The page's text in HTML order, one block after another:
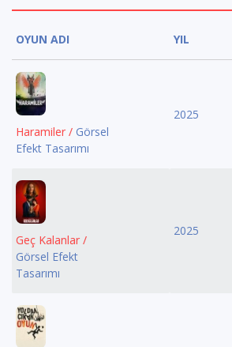
OYUN ADI YIL
Haramiler / Görsel
Efekt Tasarımı
2025
Geç Kalanlar /
Görsel Efekt
Tasarımı
2025